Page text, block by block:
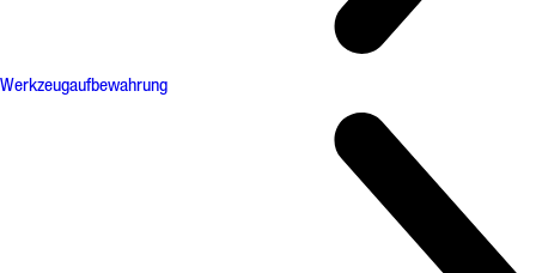
Werkzeugaufbewahrung